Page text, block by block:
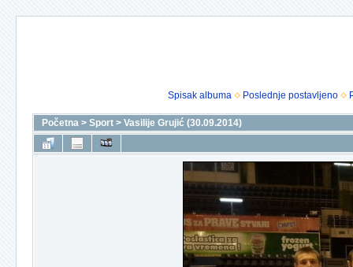
Spisak albuma Poslednje postavljeno
Početna > Sport > Vasilije Grujić (30.09.2014)